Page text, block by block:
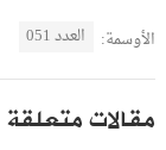
الأوسمة: العدد 051
مقالات متعلقة